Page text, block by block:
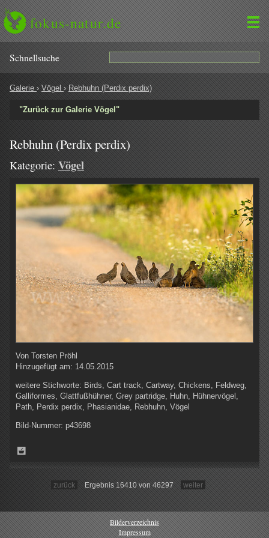
fokus-natur.de
Schnell­suche
Galerie › Vögel › Rebhuhn (Perdix perdix)
"Zurück zur Galerie Vögel"
Rebhuhn (Perdix perdix)
Kategorie: Vögel
Von Torsten Pröhl
Hinzugefügt am: 14.05.2015
weitere Stichworte: Birds, Cart track, Cartway, Chickens, Feldweg,
Galliformes, Glattfußhühner, Grey partridge, Huhn, Hühnervögel,
Path, Perdix perdix, Phasianidae, Rebhuhn, Vögel
Bild-Nummer: p43698
zurück Ergebnis 16410 von 46297 weiter
Bilderverzeichnis
Impressum